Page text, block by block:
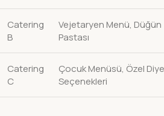
Catering
B
Vejetaryen Menü, Düğün
Pastası
Catering
C
Çocuk Menüsü, Özel
Seçenekleri